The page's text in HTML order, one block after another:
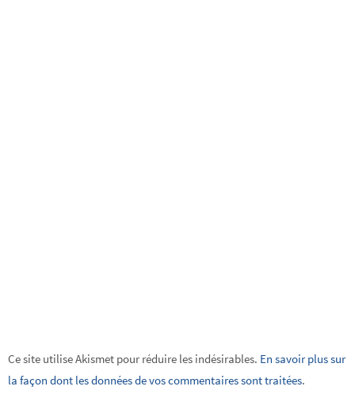
Ce site utilise Akismet pour réduire les indésirables. En savoir plus sur
la façon dont les données de vos commentaires sont traitées.